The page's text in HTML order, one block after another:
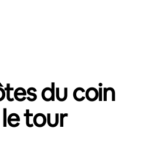
du coin
tour